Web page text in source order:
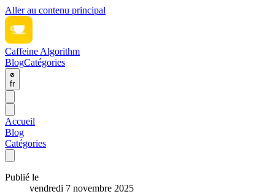
Aller au contenu principal
Caffeine Algorithm
BlogCatégories
fr
Accueil
Blog
Catégories
Publié le
vendredi 7 novembre 2025